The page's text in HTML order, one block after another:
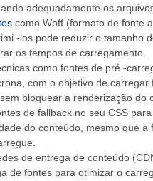
adequadamente os
como Woff (formato de fonte
-los pode reduzir o tamanho
os tempos de carregamento.
como fontes de pré -
com o objetivo de carregar
bloquear a renderização do
de fallback no seu CSS
do conteúdo, mesmo que a
de entrega de conteúdo
de fontes para otimizar o